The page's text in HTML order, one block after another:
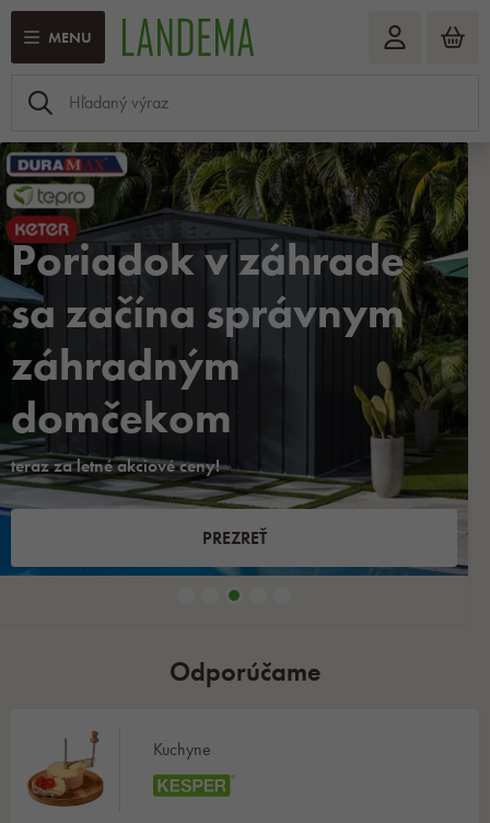
MENU
Poriadok v záhrade
sa začína správnym
záhradným
domčekom
teraz za letné akciové ceny!
PREZREŤ
Odporúčame
Kuchyne